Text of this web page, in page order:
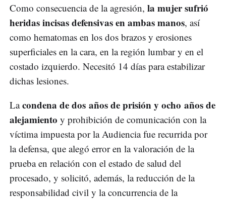
Como consecuencia de la agresión, la mujer sufrió
heridas incisas defensivas en ambas manos, así
como hematomas en los dos brazos y erosiones
superficiales en la cara, en la región lumbar y en el
costado izquierdo. Necesitó 14 días para estabilizar
dichas lesiones.
Lacondena de dos años de prisión y ocho años de
alejamiento y prohibición de comunicación con la
víctima impuesta por la Audiencia fue recurrida por
la defensa, que alegó error en la valoración de la
prueba en relación con el estado de salud del
procesado, y solicitó, además, la reducción de la
responsabilidad civil y la concurrencia de la